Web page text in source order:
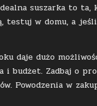
suszarka to
testuj w domu, a
daje dużo
i budżet. Zadbaj o
Powodzenia w